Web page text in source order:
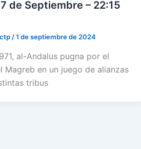
de Septiembre – 22:15
/1 de septiembre de 2024
al-Andalus pugna por el
Magreb en un juego de alianzas
tribus